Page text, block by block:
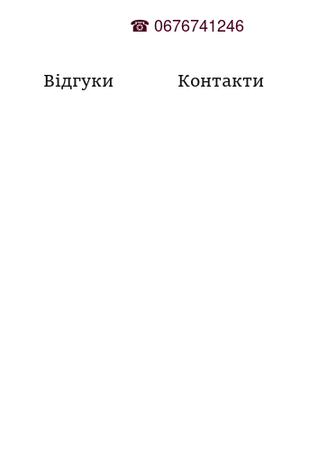
☎0676741246
Відгуки Контакти